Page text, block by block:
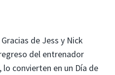
de Jess y Nick
del entrenador
lo convierten en un Día de